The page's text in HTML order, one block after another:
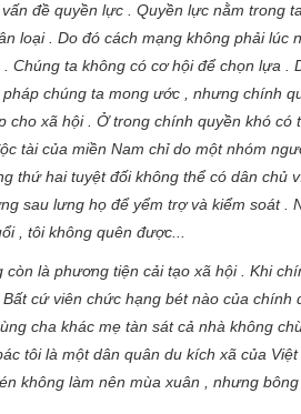
đề quyền lực . Quyền lực nằm trong
loại . Do đó cách mạng không phải lúc
Chúng ta không có cơ hội để chọn lựa .
chúng ta mong ước , nhưng chính
xã hội . Ở trong chính quyền khó có
tài của miền Nam chỉ do một nhóm
thứ hai tuyệt đối không thể có dân chủ
sau lưng họ để yểm trợ và kiểm soát .
, tôi không quên được...
là phương tiện cải tạo xã hội . Khi
cứ viên chức hạng bét nào của chính
cha khác mẹ tàn sát cả nhà không
tôilà một dân quân du kích xã của
không làm nên mùa xuân , nhưng